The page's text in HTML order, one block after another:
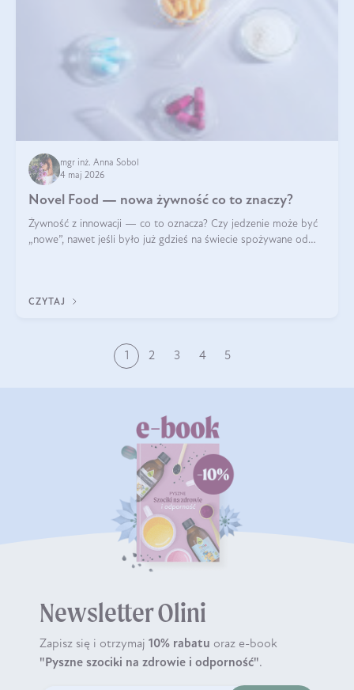
mgr inż. Anna Sobol
4 maj 2026
Novel Food — nowa żywność co to znaczy?
Żywność z innowacji — co to oznacza? Czy jedzenie może być
„nowe”, nawet jeśli było już gdzieś na świecie spożywane od
CZYTAJ
1 2 3 4 5
Newsletter Olini
Zapisz się i otrzymaj 10% rabatu oraz e-book
"Pyszne szociki na zdrowie i odporność".